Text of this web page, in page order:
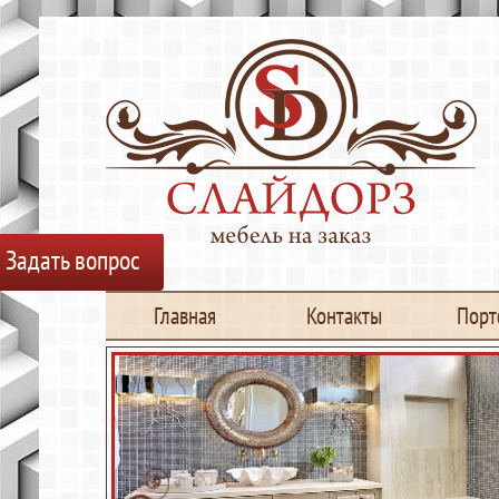
Главная
О нас
Контакты
Кухни
Задать вопрос